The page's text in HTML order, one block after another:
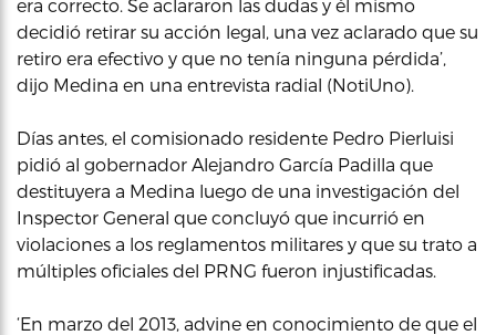
era correcto. Se aclararon las dudas y él mismo
decidió retirar su acción legal, una vez aclarado que su
retiro era efectivo y que no tenía ninguna pérdida’,
dijo Medina en una entrevista radial (NotiUno).
Días antes, el comisionado residente Pedro Pierluisi
pidió al gobernador Alejandro García Padilla que
destituyera a Medina luego de una investigación del
Inspector General que concluyó que incurrió en
violaciones a los reglamentos militares y que su trato a
múltiples oficiales del PRNG fueron injustificadas.
‘En marzo del 2013, advine en conocimiento de que el